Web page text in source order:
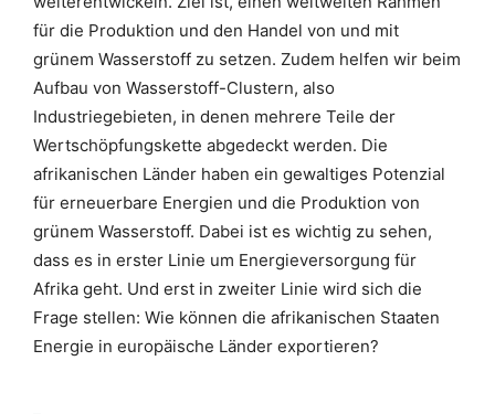
für die Produktion und den Handel von und mit
grünem Wasserstoff zu setzen. Zudem helfen wir beim
Aufbau von Wasserstoff-Clustern, also
Industriegebieten, in denen mehrere Teile der
Wertschöpfungskette abgedeckt werden. Die
afrikanischen Länder haben ein gewaltiges Potenzial
für erneuerbare Energien und die Produktion von
grünem Wasserstoff. Dabei ist es wichtig zu sehen,
dass es in erster Linie um Energieversorgung für
Afrika geht. Und erst in zweiter Linie wird sich die
Frage stellen: Wie können die afrikanischen Staaten
Energie in europäische Länder exportieren?